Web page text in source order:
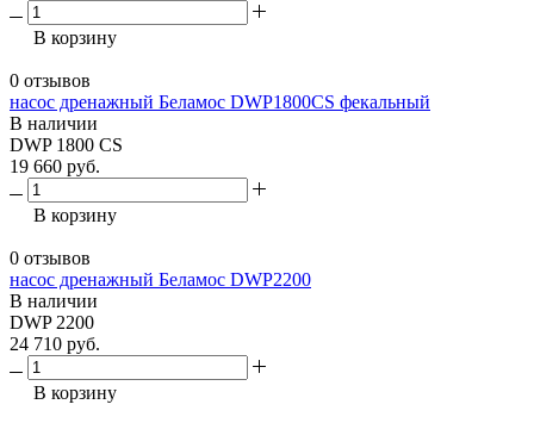
В корзину
0 отзывов
насос дренажный Беламос DWP1800CS фекальный
В наличии
DWP 1800 CS
19 660 руб.
В корзину
0 отзывов
насос дренажный Беламос DWP2200
В наличии
DWP 2200
24 710 руб.
В корзину